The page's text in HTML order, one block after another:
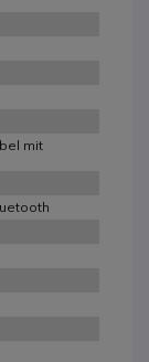
mit